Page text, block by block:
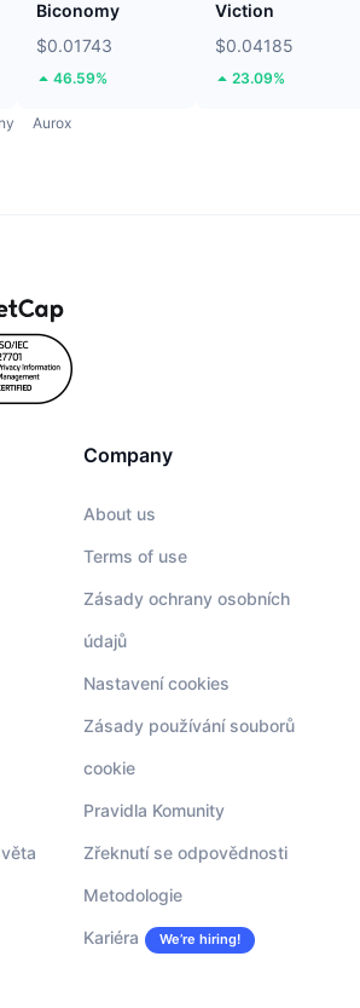
Biconomy
$0.01743
46.59%
Viction
$0.04185
23.09%
Aurox
Company
About us
Terms of use
Zásady ochrany osobních
údajů
Nastavení cookies
Zásady používání souborů
cookie
Pravidla Komunity
Zřeknutí se odpovědnosti
Metodologie
Kariéra We’re hiring!